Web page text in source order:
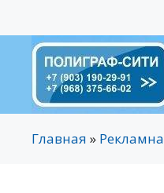
содержимому
Главная »